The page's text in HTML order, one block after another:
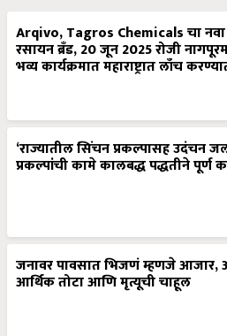
Arqivo, Tagros Chemicals चा
रसायन ब्रँड, 20 जून 2025 रोजी
भव्य कार्यक्रमात महाराष्ट्रात लाँच
‘राज्यातील सिंचन प्रकल्पासह उदंचन
प्रकल्पांची कामे कालबद्ध पद्धतीने पूर्ण
जनावर पावसात भिजणं म्हणजे आजार,
आर्थिक तोटा आणि मृत्यूची चाहूल